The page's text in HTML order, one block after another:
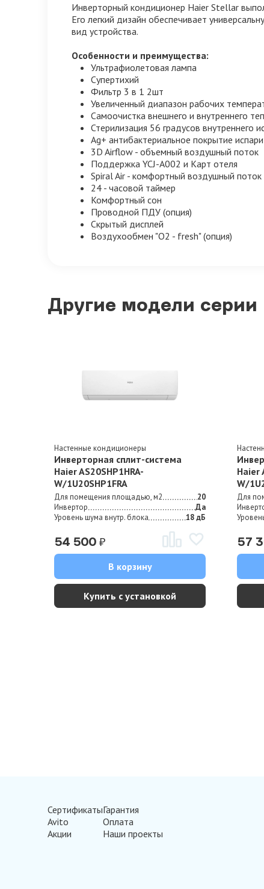
Инверторный кондиционер Haier Stellar
Его легкий дизайн обеспечивает
вид устройства.
Особенности и преимущества:
Ультрафиолетовая лампа
Супертихий
Фильтр 3 в 1 2шт
Увеличенный диапазон рабочих
Самоочистка внешнего и внутреннего
Стерилизация 56 градусов внутреннего
Ag+ антибактериальное покрытие
3D Airflow - объемный воздушный поток
Поддержка YCJ-A002 и Карт отеля
Spiral Air - комфортный воздушный поток
24 - часовой таймер
Комфортный сон
Проводной ПДУ (опция)
Скрытый дисплей
Воздухообмен "О2 - fresh" (опция)
Другие модели серии
Настенные кондиционеры
Инверторная сплит-система
Haier AS20SHP1HRA-
W/1U20SHP1FRA
Для помещения площадью, м2
20
Инвертор
Да
Уровень шума внутр. блока
18 дБ
54 500₽
В корзину
Купить с установкой
Haier
W/
Для
57
Сертификаты
Avito
Акции
Гарантия
Оплата
Наши проекты